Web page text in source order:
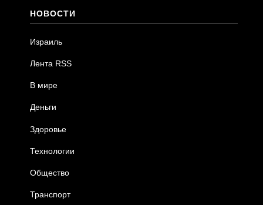
НОВОСТИ
Израиль
Лента RSS
В мире
Деньги
Здоровье
Технологии
Общество
Транспорт